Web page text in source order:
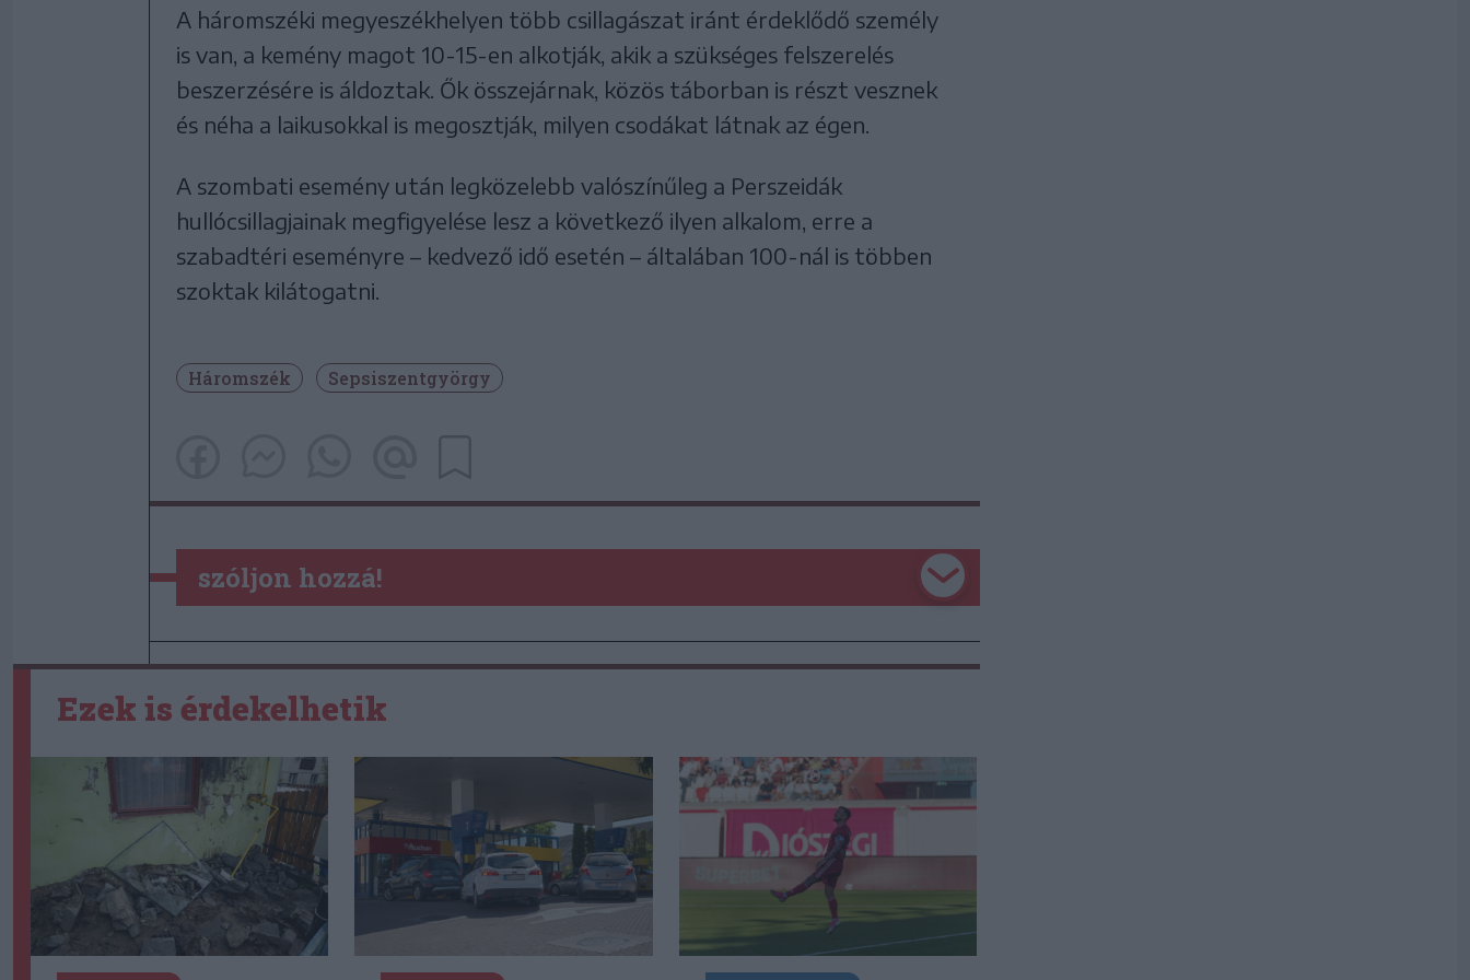
A háromszéki megyeszékhelyen több csillagászat iránt érdeklődő személy
is van, a kemény magot 10-15-en alkotják, akik a szükséges felszerelés
beszerzésére is áldoztak. Ők összejárnak, közös táborban is részt vesznek
és néha a laikusokkal is megosztják, milyen csodákat látnak az égen.
A szombati esemény után legközelebb valószínűleg a Perszeidák
hullócsillagjainak megfigyelése lesz a következő ilyen alkalom, erre a
szabadtéri eseményre – kedvező idő esetén – általában 100-nál is többen
szoktak kilátogatni.
Háromszék Sepsiszentgyörgy
szóljon hozzá!
Ezek is érdekelhetik